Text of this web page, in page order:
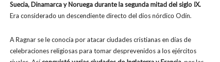
Suecia, Dinamarca y Noruega durante la segunda mitad del siglo IX.
Era considerado un descendiente directo del dios nórdico Odín.
A Ragnar se le conocía por atacar ciudades cristianas en días de
celebraciones religiosas para tomar desprevenidos a los ejércitos